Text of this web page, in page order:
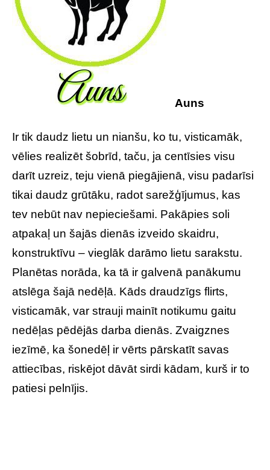
Auns
Ir tik daudz lietu un nianšu, ko tu, visticamāk,
vēlies realizēt šobrīd, taču, ja centīsies visu
darīt uzreiz, teju vienā piegājienā, visu padarīsi
tikai daudz grūtāku, radot sarežģījumus, kas
tev nebūt nav nepieciešami. Pakāpies soli
atpakaļ un šajās dienās izveido skaidru,
konstruktīvu – vieglāk darāmo lietu sarakstu.
Planētas norāda, ka tā ir galvenā panākumu
atslēga šajā nedēļā. Kāds draudzīgs flirts,
visticamāk, var strauji mainīt notikumu gaitu
nedēļas pēdējās darba dienās. Zvaigznes
iezīmē, ka šonedēļ ir vērts pārskatīt savas
attiecības, riskējot dāvāt sirdi kādam, kurš ir to
patiesi pelnījis.